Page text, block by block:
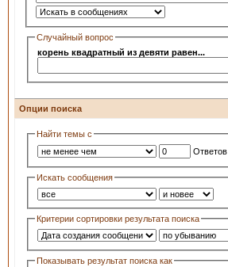
Случайный вопрос
корень квадратный из девяти равен...
Опции поиска
Найти темы с
Ответов
Искать сообщения
Критерии сортировки результата поиска
Показывать результат поиска как